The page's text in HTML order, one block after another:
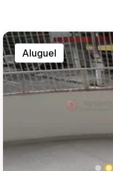
Aluguel